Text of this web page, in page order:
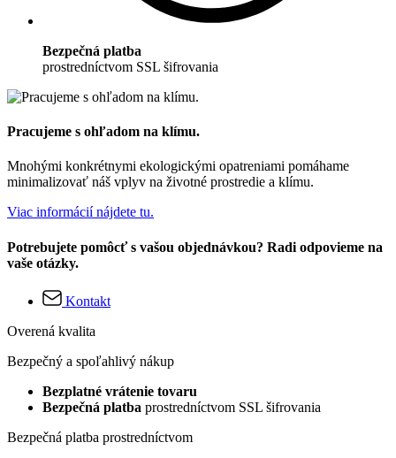
Bezpečná platba
prostredníctvom SSL šifrovania
Pracujeme s ohľadom na klímu.
Mnohými konkrétnymi ekologickými opatreniami pomáhame
minimalizovať náš vplyv na životné prostredie a klímu.
Viac informácií nájdete tu.
Potrebujete pomôcť s vašou objednávkou? Radi odpovieme na
vaše otázky.
Kontakt
Overená kvalita
Bezpečný a spoľahlivý nákup
Bezplatné vrátenie tovaru
Bezpečná platba prostredníctvom SSL šifrovania
Bezpečná platba prostredníctvom